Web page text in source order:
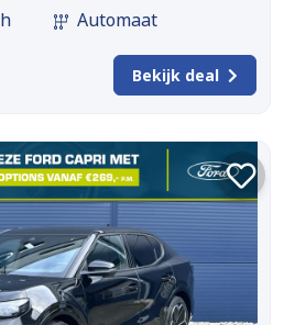
Automaat
Bekijk deal